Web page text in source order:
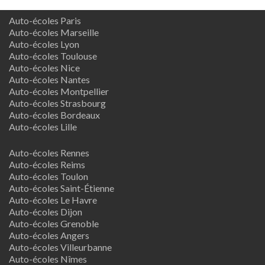
Auto-écoles Paris
Auto-écoles Marseille
Auto-écoles Lyon
Auto-écoles Toulouse
Auto-écoles Nice
Auto-écoles Nantes
Auto-écoles Montpellier
Auto-écoles Strasbourg
Auto-écoles Bordeaux
Auto-écoles Lille
Auto-écoles Rennes
Auto-écoles Reims
Auto-écoles Toulon
Auto-écoles Saint-Étienne
Auto-écoles Le Havre
Auto-écoles Dijon
Auto-écoles Grenoble
Auto-écoles Angers
Auto-écoles Villeurbanne
Auto-écoles Nîmes